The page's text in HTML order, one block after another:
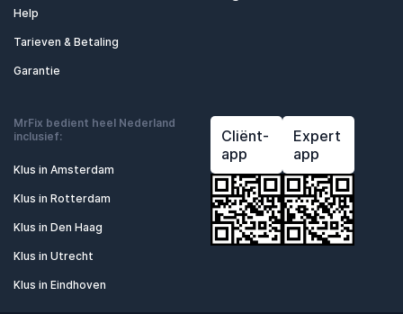
Help
Tarieven & Betaling
Garantie
MrFix bedient heel Nederland
inclusief:
Klus in Amsterdam
Klus in Rotterdam
Klus in Den Haag
Klus in Utrecht
Klus in Eindhoven
Cliënt-
app
Expert
app